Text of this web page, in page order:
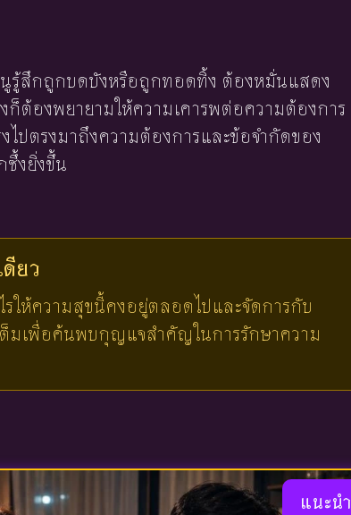
นูรู้สึกถูกบดบังหรือถูกทอดทิ้ง ต้องหมั่นแสดง
ต้องพยายามให้ความเคารพต่อความต้องการ
ไปตรงมาถึงความต้องการและข้อจำกัดของ
ซึ้งยิ่งขึ้น
ยว
ให้ความสุขนี้คงอยู่ตลอดไปและจัดการกับ
ต็มเพื่อค้นพบกุญแจสำคัญในการรักษาความ
แนะนำ